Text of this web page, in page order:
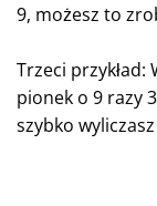
9, możesz to
Trzeci
pionek o 9 razy
szybko